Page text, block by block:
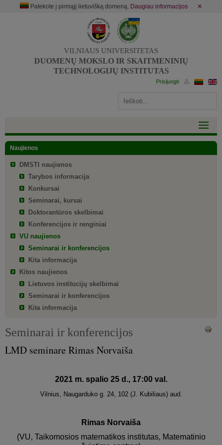
Patekote į pirmąjį lietuvišką domeną. Daugiau informacijos ✕
VILNIAUS UNIVERSITETAS
DUOMENŲ MOKSLO IR SKAITMENINIŲ
TECHNOLOGIJŲ INSTITUTAS
Naujienos
DMSTI naujienos
Tarybos informacija
Konkursai
Seminarai, kursai
Doktorantūros skelbimai
Konferencijos ir renginiai
VU naujienos
Seminarai ir konferencijos
Kita informacija
Kitos naujienos
Lietuvos institucijų skelbimai
Seminarai ir konferencijos
Kita informacija
Seminarai ir konferencijos
LMD seminare Rimas Norvaiša
2021 m. spalio 25 d., 17:00 val.
Vilnius, Naugarduko g. 24, 102 (J. Kubiliaus) aud.
Rimas Norvaiša
(VU, Taikomosios matematikos institutas, Matematinio